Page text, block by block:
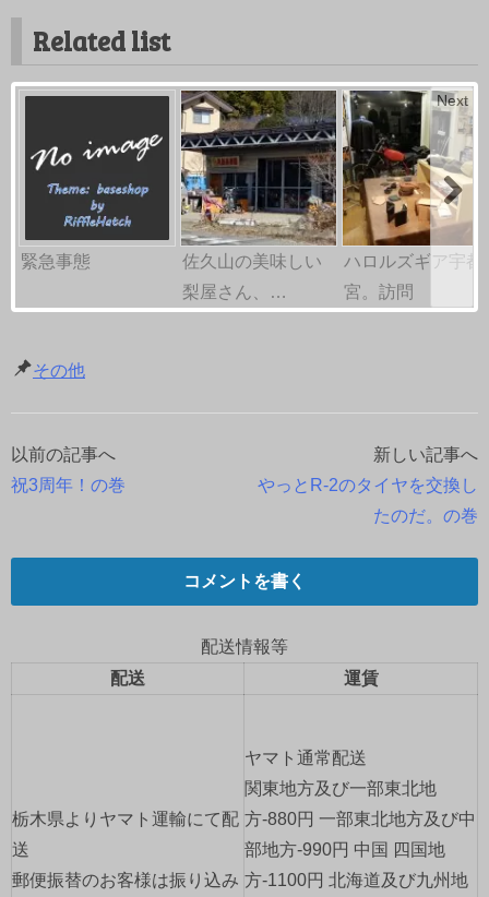
Related list
緊急事態
佐久山の美味しい
梨屋さん、…
ハロルズギア宇都
宮。訪問
Next
その他
投
ナ
ビ
ー
ン
以前の記事へ
祝3周年！の巻
新しい記事へ
やっとR-2のタイヤを交換し
たのだ。の巻
コメントを書く
配送情報等
配送
運賃
栃木県よりヤマト運輸にて配
送
郵便振替のお客様は振り込み
ヤマト通常配送
関東地方及び一部東北地
方-880円 一部東北地方及び中
部地方-990円 中国 四国地
方-1100円 北海道及び九州地